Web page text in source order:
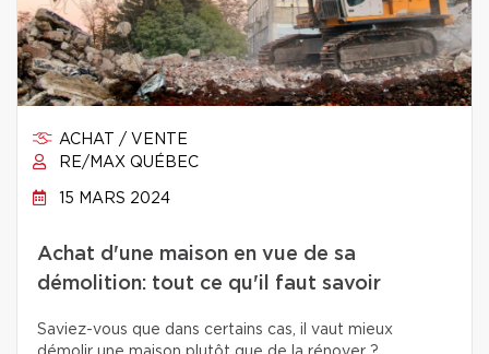
ACHAT / VENTE
RE/MAX QUÉBEC
15 MARS 2024
Achat d'une maison en vue de sa
démolition: tout ce qu'il faut savoir
Saviez-vous que dans certains cas, il vaut mieux